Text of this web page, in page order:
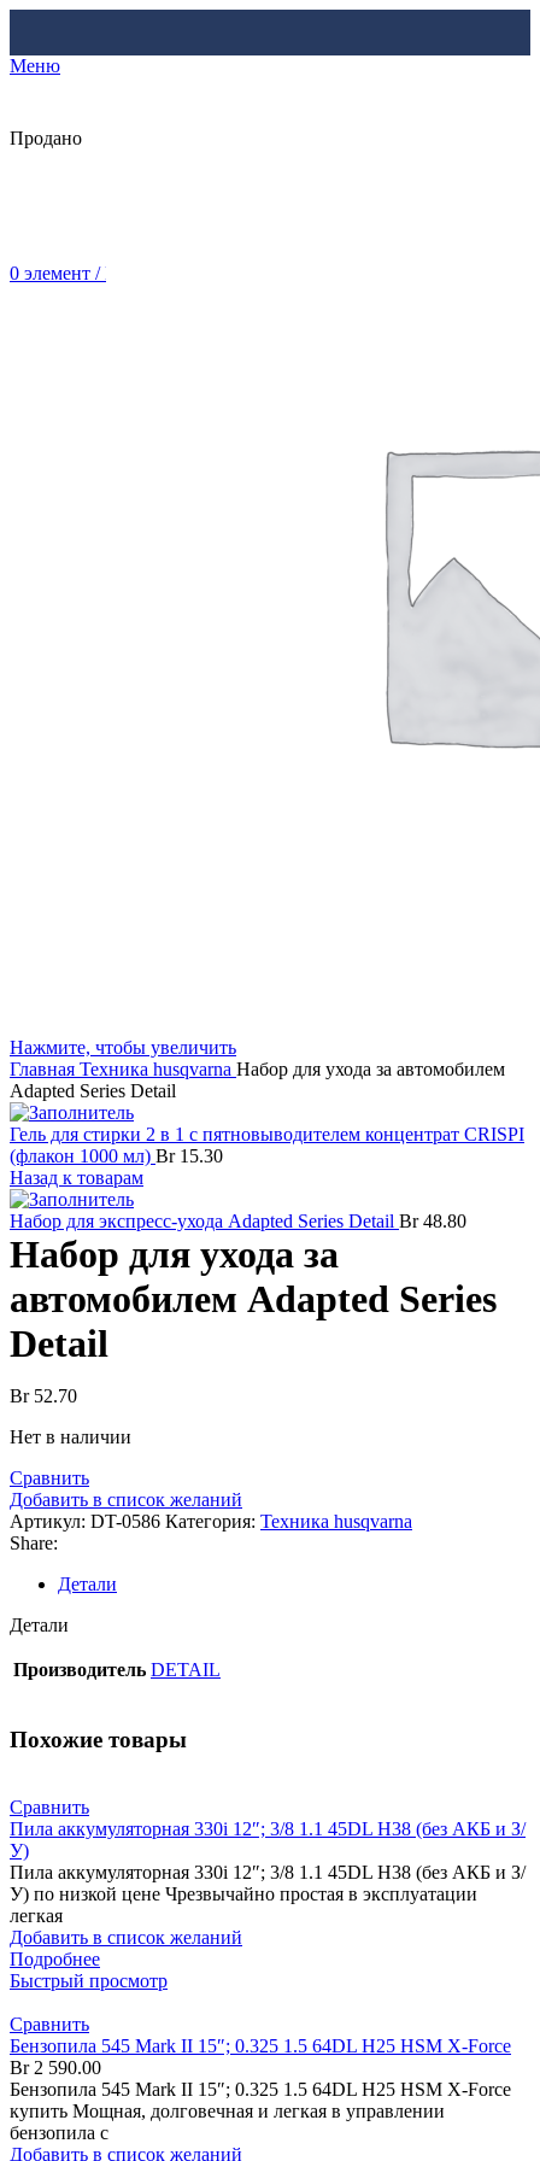
Меню
0 элемент / Br
Продано
Нажмите, чтобы увеличить
Главная Техника husqvarna Набор для ухода за автомобилем
Adapted Series Detail
Гель для стирки 2 в 1 с пятновыводителем концентрат CRISPI
(флакон 1000 мл) Br15.30
Назад к товарам
Набор для экспресс-ухода Adapted Series Detail Br48.80
Набор для ухода за
автомобилем Adapted Series
Detail
Br52.70
Нет в наличии
Сравнить
Добавить в список желаний
Артикул: DT-0586 Категория: Техника husqvarna
Share:
Детали
Детали
Производитель DETAIL
Похожие товары
Сравнить
Пила аккумуляторная 330i 12″; 3/8 1.1 45DL H38 (без АКБ и З/
У)
Пила аккумуляторная 330i 12″; 3/8 1.1 45DL H38 (без АКБ и З/
У) по низкой цене Чрезвычайно простая в эксплуатации
легкая
Добавить в список желаний
Подробнее
Быстрый просмотр
Сравнить
Бензопила 545 Mark II 15″; 0.325 1.5 64DL H25 HSM X-Force
Br2 590.00
Бензопила 545 Mark II 15″; 0.325 1.5 64DL H25 HSM X-Force
купить Мощная, долговечная и легкая в управлении
бензопила с
Добавить в список желаний